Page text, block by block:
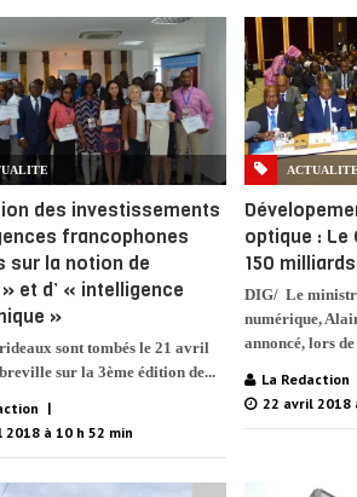
des investissements
francophones
sur la notion de
et d’ « intelligence
»
sont tombés le 21 avril
sur la 3ème édition de...
2018 à 10 h 52 min
optique : Le
150
DIG/ Le
numérique,
annoncé, lors
La Redaction
22 avril 2018